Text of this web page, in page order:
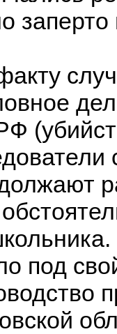
заперто
под